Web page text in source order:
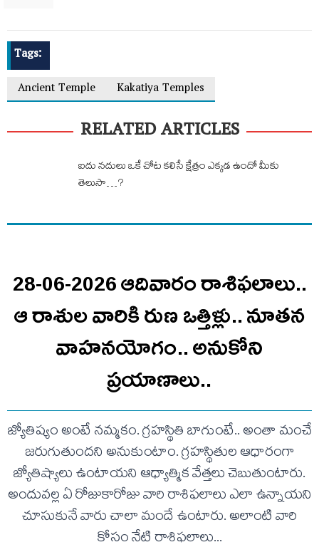
Tags:
Ancient Temple
Kakatiya Temples
RELATED ARTICLES
ఐదు నదులు ఒకే చోట కలిసే క్షేత్రం ఎక్కడ ఉందో మీకు
తెలుసా…?
28-06-2026 ఆదివారం రాశిఫలాలు..
ఆ రాశుల వారికి రుణ ఒత్తిళ్లు.. నూతన
వాహనయోగం.. అనుకోని
ప్రయాణాలు..
జ్యోతిష్యం అంటే నమ్మకం. గ్రహస్థితి బాగుంటే.. అంతా మంచే
జరుగుతుందని అనుకుంటాం. గ్రహస్థితుల ఆధారంగా
జ్యోతిష్యాలు ఉంటాయని ఆధ్యాత్మిక వేత్తలు చెబుతుంటారు.
అందువ‌ల్ల ఏ రోజుకారోజు వారి రాశిఫ‌లాలు ఎలా ఉన్నాయ‌ని
చూసుకునే వారు చాలా మందే ఉంటారు. అలాంటి వారి
కోసం నేటి రాశిఫ‌లాలు...